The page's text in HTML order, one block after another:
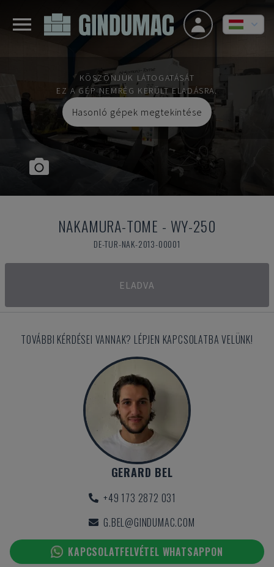
KÖSZÖNJÜK LÁTOGATÁSÁT
EZ A GÉP NEMRÉG KERÜLT ELADÁSRA.
Hasonló gépek megtekintése
NAKAMURA-TOME - WY-250
DE-TUR-NAK-2013-00001
ELADVA
TOVÁBBI KÉRDÉSEI VANNAK? LÉPJEN KAPCSOLATBA VELÜNK!
GERARD BEL
+49 173 2872 031
G.BEL@GINDUMAC.COM
KAPCSOLATFELVÉTEL WHATSAPPON